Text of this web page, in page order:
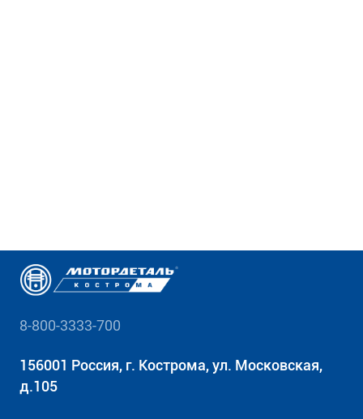
8-800-3333-700
156001 Россия, г. Кострома, ул. Московская,
д.105